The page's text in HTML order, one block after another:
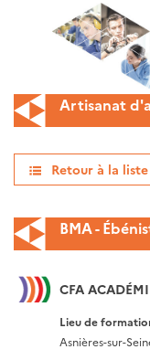
Artisanat
Retour à la liste
BMA -
CFA
Lieu de
Asnières-sur-